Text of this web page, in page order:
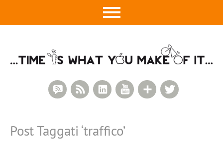
Google+
YouTube
LinkedIn
RSS Feed
RSS Comments
Post Taggati ‘traffico’